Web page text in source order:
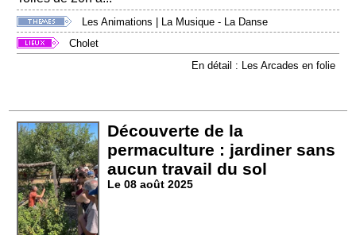
Les Animations
La Musique - La Danse
Cholet
En détail : Les Arcades en folie
Découverte de la
permaculture : jardiner sans
aucun travail du sol
Le 08 août 2025